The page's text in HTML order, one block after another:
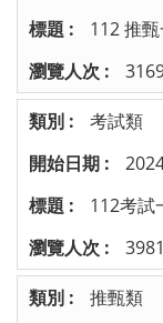
112 推
考試類
112考試
3981
推甄類